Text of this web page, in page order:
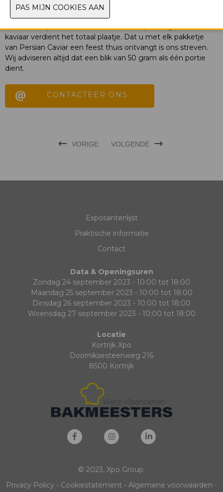
500 gram en 1.000 gram. Zo kunnen wij u voor elke
gelegenheid voorzien van kaviaar. Wij nemen uiterste zorg
met het verpakken van uw kaviaar. Een prachtig product als
kaviaar verdient het totaal plaatje. Dat u met elk pakketje
van Persian Caviar een feest thuis ontvangt is ons streven.
Wij adviseren altijd dat een blik van 50 gram als één portie
dient.
CONTACTEER ONS
VORIGE VOLGENDE
Exposantenlijst
Praktische informatie
Contact
Data & Openingsuren
Zondag 24 september 2023 - 10:00 tot 18:00
Maandag 25 september 2023 - 10:00 tot 18:00
Dinsdag 26 september 2023 - 10:00 tot 18:00
Woensdag 27 september 2023 - 10:00 tot 18:00
Locatie
Kortrijk Xpo
Doorniksesteenweg 216
8500 Kortrijk
© 2023, Xpo Group.
Privacy Policy - Cookiestatement - Algemene voorwaarden -